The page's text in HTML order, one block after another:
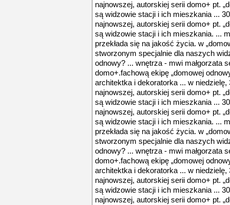
najnowszej, autorskiej serii domo+ pt.
są widzowie stacji i ich mieszkania ...
najnowszej, autorskiej serii domo+ pt.
są widzowie stacji i ich mieszkania. ...
przekłada się na jakość życia. w
stworzonym specjalnie dla naszych
odnowy? ... wnętrza - mwi małgorzata
domo+.fachową ekipę „domowej
architektka i dekoratorka ... w
najnowszej, autorskiej serii domo+ pt.
są widzowie stacji i ich mieszkania ...
najnowszej, autorskiej serii domo+ pt.
są widzowie stacji i ich mieszkania. ...
przekłada się na jakość życia. w
stworzonym specjalnie dla naszych
odnowy? ... wnętrza - mwi małgorzata
domo+.fachową ekipę „domowej
architektka i dekoratorka ... w
najnowszej, autorskiej serii domo+ pt.
są widzowie stacji i ich mieszkania ...
najnowszej, autorskiej serii domo+ pt.